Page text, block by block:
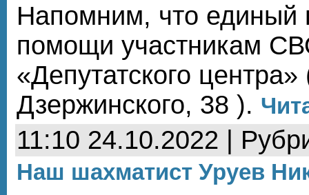
Напомним, что единый
помощи участникам
«Депутатского
Дзержинского, 38 ).
11:10 24.10.2022 |
Наш шахматист Уруев